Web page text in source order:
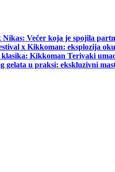
Večer koja je spojila
x Kikkoman: eksplozija
Kikkoman Teriyaki
gelata u praksi: ekskluzivni